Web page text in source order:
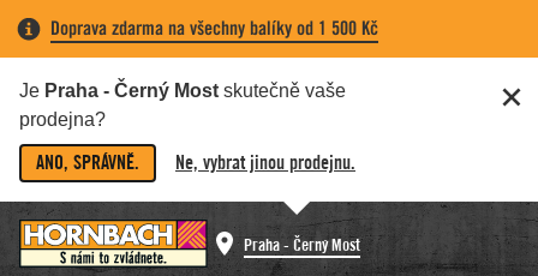
Doprava zdarma na všechny balíky od 1 500 Kč
Je Praha - Černý Most skutečně vaše
prodejna?
ANO, SPRÁVNĚ. Ne, vybrat jinou prodejnu.
Praha - Černý Most